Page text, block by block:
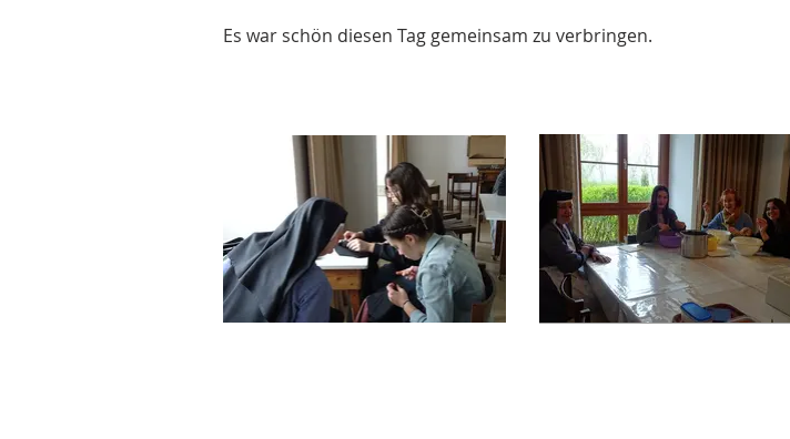
Es war schön diesen Tag gemeinsam zu verbringen.